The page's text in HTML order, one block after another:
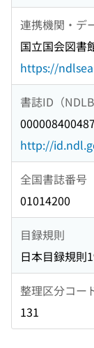
連携機関・デ
国立国会図書
https://
書誌ID（
000008400487
http://
全国書誌番号
01014200
目録規則
日本目録規則
整理区分コー
131